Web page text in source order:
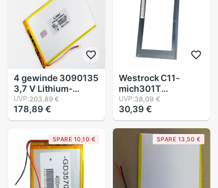
PMT3057
PMT3067 3G
3600mAh + Spur
KEINE
4 gewinde 3090135
3,7 V Lithium-
Tablette Polymer
batterie 0390135
4000MAH DIY
notfall Energie
Ladung schatz
UVP:203,89 €
178,89 €
Westrock C11-
mich301T
5070mAh Batterie
für ASUS Memo Pad
Clever K001 10.1
"Tablette
UVP:38,09 €
30,39 €
SPARE 10,10 € SPARE 13,50 €